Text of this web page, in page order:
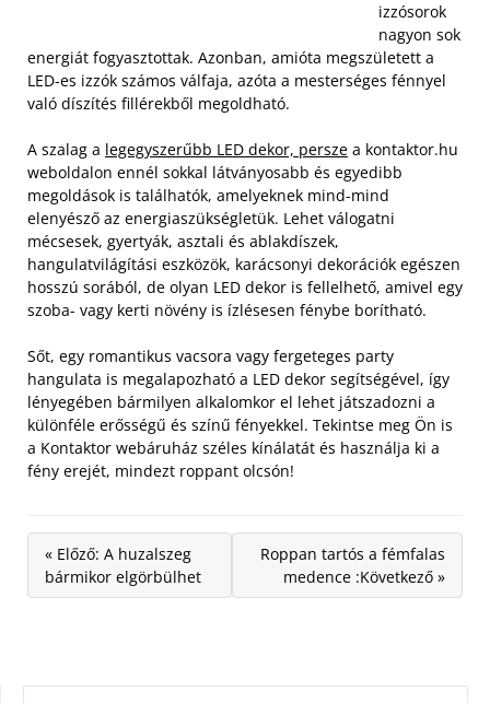
izzósorok
nagyon sok
energiát fogyasztottak. Azonban, amióta megszületett a
LED-es izzók számos válfaja, azóta a mesterséges fénnyel
való díszítés fillérekből megoldható.
A szalag a legegyszerűbb LED dekor, persze a kontaktor.hu
weboldalon ennél sokkal látványosabb és egyedibb
megoldások is találhatók, amelyeknek mind-mind
elenyésző az energiaszükségletük. Lehet válogatni
mécsesek, gyertyák, asztali és ablakdíszek,
hangulatvilágítási eszközök, karácsonyi dekorációk egészen
hosszú sorából, de olyan LED dekor is fellelhető, amivel egy
szoba- vagy kerti növény is ízlésesen fénybe borítható.
Sőt, egy romantikus vacsora vagy fergeteges party
hangulata is megalapozható a LED dekor segítségével, így
lényegében bármilyen alkalomkor el lehet játszadozni a
különféle erősségű és színű fényekkel. Tekintse meg Ön is
a Kontaktor webáruház széles kínálatát és használja ki a
fény erejét, mindezt roppant olcsón!
« Előző: A huzalszeg
bármikor elgörbülhet
Roppan tartós a fémfalas
medence :Következő »